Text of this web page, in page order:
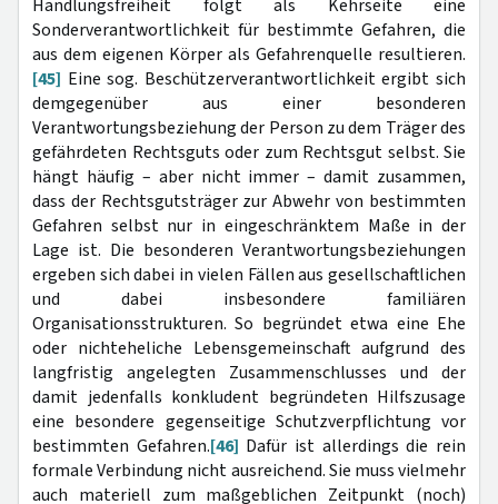
Handlungsfreiheit folgt als Kehrseite eine
Sonderverantwortlichkeit für bestimmte Gefahren, die
aus dem eigenen Körper als Gefahrenquelle resultieren.
[45] Eine sog. Beschützerverantwortlichkeit ergibt sich
demgegenüber aus einer besonderen
Verantwortungsbeziehung der Person zu dem Träger des
gefährdeten Rechtsguts oder zum Rechtsgut selbst. Sie
hängt häufig – aber nicht immer – damit zusammen,
dass der Rechtsgutsträger zur Abwehr von bestimmten
Gefahren selbst nur in eingeschränktem Maße in der
Lage ist. Die besonderen Verantwortungsbeziehungen
ergeben sich dabei in vielen Fällen aus gesellschaftlichen
und dabei insbesondere familiären
Organisationsstrukturen. So begründet etwa eine Ehe
oder nichteheliche Lebensgemeinschaft aufgrund des
langfristig angelegten Zusammenschlusses und der
damit jedenfalls konkludent begründeten Hilfszusage
eine besondere gegenseitige Schutzverpflichtung vor
bestimmten Gefahren.[46] Dafür ist allerdings die rein
formale Verbindung nicht ausreichend. Sie muss vielmehr
auch materiell zum maßgeblichen Zeitpunkt (noch)